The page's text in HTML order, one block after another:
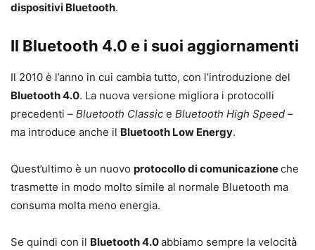
dispositivi Bluetooth.
Il Bluetooth 4.0 e i suoi aggiornamenti
Il 2010 è l’anno in cui cambia tutto, con l’introduzione del
Bluetooth 4.0. La nuova versione migliora i protocolli
precedenti – Bluetooth Classic e Bluetooth High Speed –
ma introduce anche il Bluetooth Low Energy.
Quest’ultimo è un nuovo protocollo di comunicazioneche
trasmette in modo molto simile al normale Bluetooth ma
consuma molta meno energia.
Se quindi con il Bluetooth 4.0abbiamo sempre la velocità